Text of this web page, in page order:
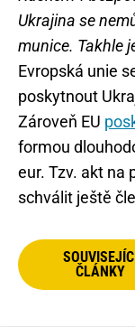
Ukrajina se
munice. Takhle
Evropská unie
poskytnout
Zároveň EU
formou
eur. Tzv. akt na
schválit ještě
ČLÁNKY